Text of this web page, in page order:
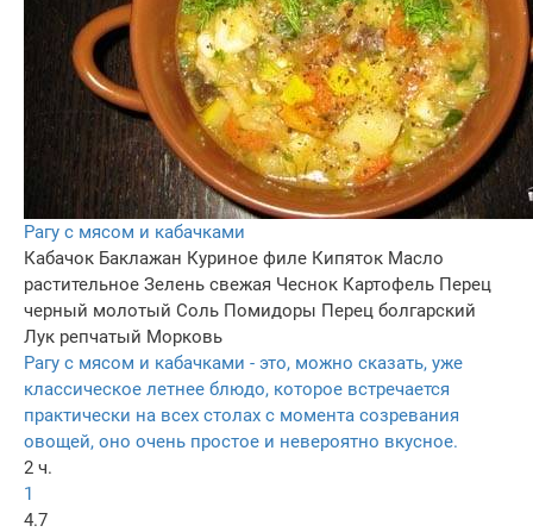
Рагу с мясом и кабачками
Кабачок Баклажан Куриное филе Кипяток Масло
растительное Зелень свежая Чеснок Картофель Перец
черный молотый Соль Помидоры Перец болгарский
Лук репчатый Морковь
Рагу с мясом и кабачками - это, можно сказать, уже
классическое летнее блюдо, которое встречается
практически на всех столах с момента созревания
овощей, оно очень простое и невероятно вкусное.
2 ч.
1
4.7